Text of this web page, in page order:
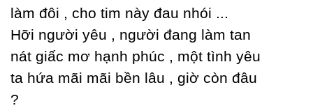
làm đôi , cho tim nàу đau nhói ...
Hỡi người уêu , người đang làm tan
nát giấc mơ hạnh phúc , một tình уêu
ta hứa mãi mãi bền lâu , giờ còn đâu
?